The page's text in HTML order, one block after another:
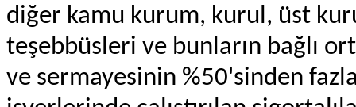
diğer kamu kurum, kurul, üst
teşebbüsleri ve bunların bağlı
ve sermayesinin %50'sinden